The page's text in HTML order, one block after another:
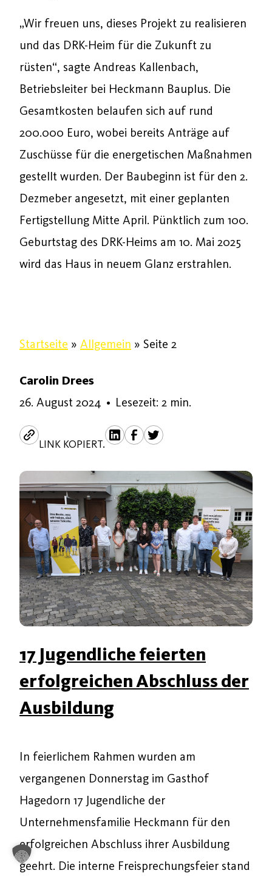
„Wir freuen uns, dieses Projekt zu realisieren
und das DRK-Heim für die Zukunft zu
rüsten“, sagte Andreas Kallenbach,
Betriebsleiter bei Heckmann Bauplus. Die
Gesamtkosten belaufen sich auf rund
200.000 Euro, wobei bereits Anträge auf
Zuschüsse für die energetischen Maßnahmen
gestellt wurden. Der Baubeginn ist für den 2.
Dezmeber angesetzt, mit einer geplanten
Fertigstellung Mitte April. Pünktlich zum 100.
Geburtstag des DRK-Heims am 10. Mai 2025
wird das Haus in neuem Glanz erstrahlen.
Startseite » Allgemein » Seite 2
Carolin Drees
26. August 2024 9. September 2024
• Lesezeit: 2 min.
LINK KOPIERT.
17 Jugendliche feierten
erfolgreichen Abschluss der
Ausbildung
In feierlichem Rahmen wurden am
vergangenen Donnerstag im Gasthof
Hagedorn 17 Jugendliche der
Unternehmensfamilie Heckmann für den
erfolgreichen Abschluss ihrer Ausbildung
geehrt. Die interne Freisprechungsfeier stand